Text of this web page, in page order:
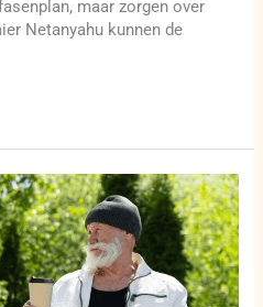
maar zorgen over
Netanyahu kunnen de